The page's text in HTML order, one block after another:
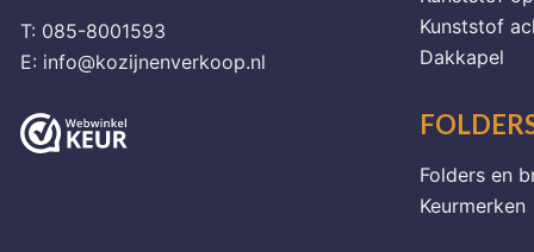
T: 085-8001593
E: info@kozijnenverkoop.nl
Kunststof
Dakkapel
Folders en
Keurmerken